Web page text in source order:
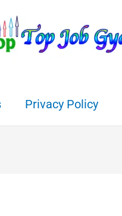
Privacy Policy